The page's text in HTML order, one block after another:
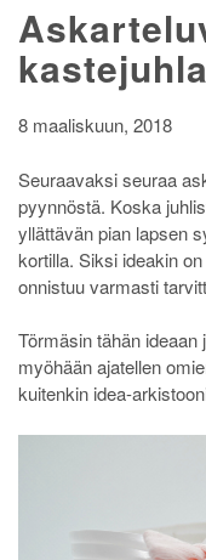
8 maaliskuun, 2018
Seuraavaksi seuraa
pyynnöstä. Koska
yllättävän pian lapsen
kortilla. Siksi ideakin
onnistuu varmasti
Törmäsin tähän
myöhään ajatellen
kuitenkin idea-